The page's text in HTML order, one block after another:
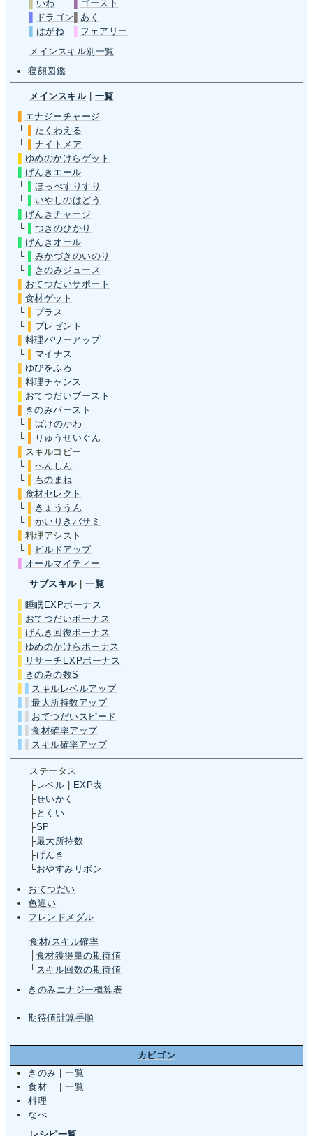
いわ
ゴースト
ドラゴン
あく
はがね
フェアリー
メインスキル別一覧
寝顔図鑑
メインスキル| 一覧
エナジーチャージ
└
たくわえる
└
ナイトメア
ゆめのかけらゲット
げんきエール
└
ほっぺすりすり
└
いやしのはどう
げんきチャージ
└
つきのひかり
げんきオール
└
みかづきのいのり
└
きのみジュース
おてつだいサポート
食材ゲット
└
プラス
└
プレゼント
料理パワーアップ
└
マイナス
ゆびをふる
料理チャンス
おてつだいブースト
きのみバースト
└
ばけのかわ
└
りゅうせいぐん
スキルコピー
└
へんしん
└
ものまね
食材セレクト
└
きょううん
└
かいりきバサミ
料理アシスト
└
ビルドアップ
オールマイティー
サブスキル|一覧
睡眠EXPボーナス
おてつだいボーナス
げんき回復ボーナス
ゆめのかけらボーナス
リサーチEXPボーナス
きのみの数S
スキルレベルアップ
▌最大所持数アップ
おてつだいスピード
▌食材確率アップ
スキル確率アップ
ステータス
├レベル | EXP表
├せいかく
├とくい
├SP
├最大所持数
├げんき
└おやすみリボン
おてつだい
色違い
フレンドメダル
食材/スキル確率
├食材獲得量の期待値
└スキル回数の期待値
きのみエナジー概算表
期待値計算手順
カビゴン
きのみ |一覧
食材 |一覧
料理
なべ